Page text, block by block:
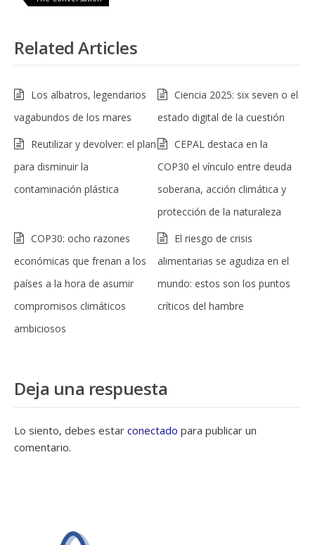
Related Articles
Los albatros, legendarios
vagabundos de los mares
Ciencia 2025: six seven o el
estado digital de la cuestión
Reutilizar y devolver: el plan
para disminuir la
contaminación plástica
CEPAL destaca en la
COP30 el vínculo entre deuda
soberana, acción climática y
protección de la naturaleza
COP30: ocho razones
económicas que frenan a los
países a la hora de asumir
compromisos climáticos
ambiciosos
El riesgo de crisis
alimentarias se agudiza en el
mundo: estos son los puntos
críticos del hambre
Deja una respuesta
Lo siento, debes estar conectado para publicar un
comentario.